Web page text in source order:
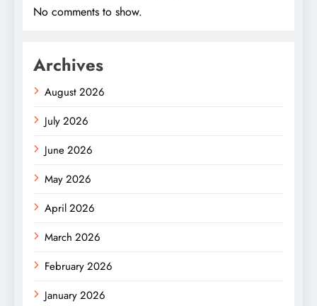
No comments to show.
Archives
August 2026
July 2026
June 2026
May 2026
April 2026
March 2026
February 2026
January 2026